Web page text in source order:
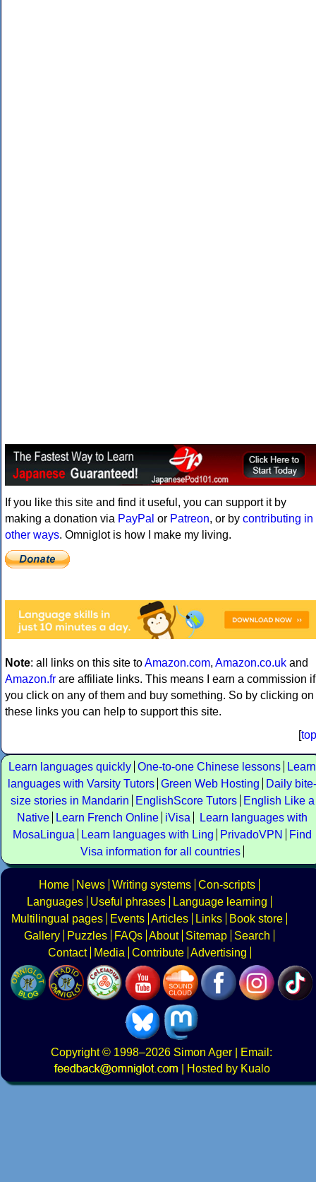
If you like this site and find it useful, you can support it by
making a donation via PayPal or Patreon, or by contributing in
other ways. Omniglot is how I make my living.
Note: all links on this site toAmazon.com, Amazon.co.uk and
Amazon.fr are affiliate links. This means I earn a commission if
you click on any of them and buy something. So by clicking on
these links you can help to support this site.
[top
Learn languages quickly One-to-one Chinese lessons
Learn
languages with Varsity Tutors Green Web Hosting
Daily bite-
size stories in Mandarin
EnglishScore Tutors
English Like a
Native
Learn French Online iVisa
Learn languages with
MosaLingua
Learn languages with Ling PrivadoVPN
Find
Visa information for all countries
Home News Writing systems Con-scripts
Languages
Useful phrases
Language learning
Multilingual pages
Events Articles Links
Book store
Gallery
Puzzles FAQs About Sitemap
Search
Contact
Media Contribute Advertising
Copyright© 1998–2026 Simon Ager | Email:
|
Hosted by Kualo